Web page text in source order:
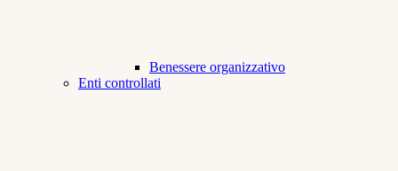
Benessere organizzativo
Enti controllati